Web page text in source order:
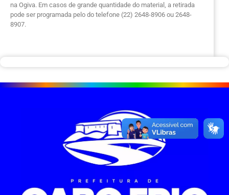
na Ogiva. Em casos de grande quantidade do material, a retirada
pode ser programada pelo do telefone (22) 2648-8906 ou 2648-
8907.